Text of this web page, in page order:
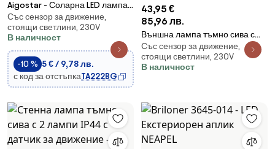
Aigostar - Соларна LED лампа
LED/2V 6500K IP44 40 mAh
черна
Със сензор за движение,
стоящи светлини, 230V
В наличност
-10 % 5 € / 9,78 лв.
с код за отстъпкаTA222BG
43,95 €
85,96 лв.
Външна лампа тъмно сива с
димно стъкло 80 см IP44 с
контакт и сензор за движение -
Malios
Със сензор за движение,
стоящи светлини, 230V
В наличност